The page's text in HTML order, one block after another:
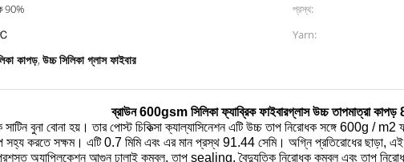
90% প্রস্থ:
Yarn:
কাপড়, উচ্চ সিলিকা গ্লাস ফাইবার
ব্রাউন 600gsm সিলিকা ফ্যাব্রিক ফাইবারগ্লাস উচ্চ তাপমাত্রা
বুনা বোনা হয়। তার পোস্ট চিকিত্সা ক্যাল্যাসিনেশন এটি উচ্চ তাপ নিরোধক সঙ্গে 600g / m2
সহ্য করতে সক্ষম। এটি 0.7 মিমি এবং এর মান প্রস্থ 91.44 সেমি। অগ্নি প্রতিরোধের ছাড়া, এই
অ্যাপ্লিকেশন আগুন ঢালাই কম্বল, তাপ sealing, বৈদ্যুতিক নিরোধক কম্বল এবং তাপ